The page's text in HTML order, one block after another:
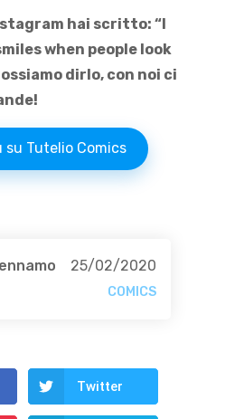
hai scritto: “I
when people look
dirlo, con noi ci
su Tutelio Comics
25/02/2020
COMICS
Twitter